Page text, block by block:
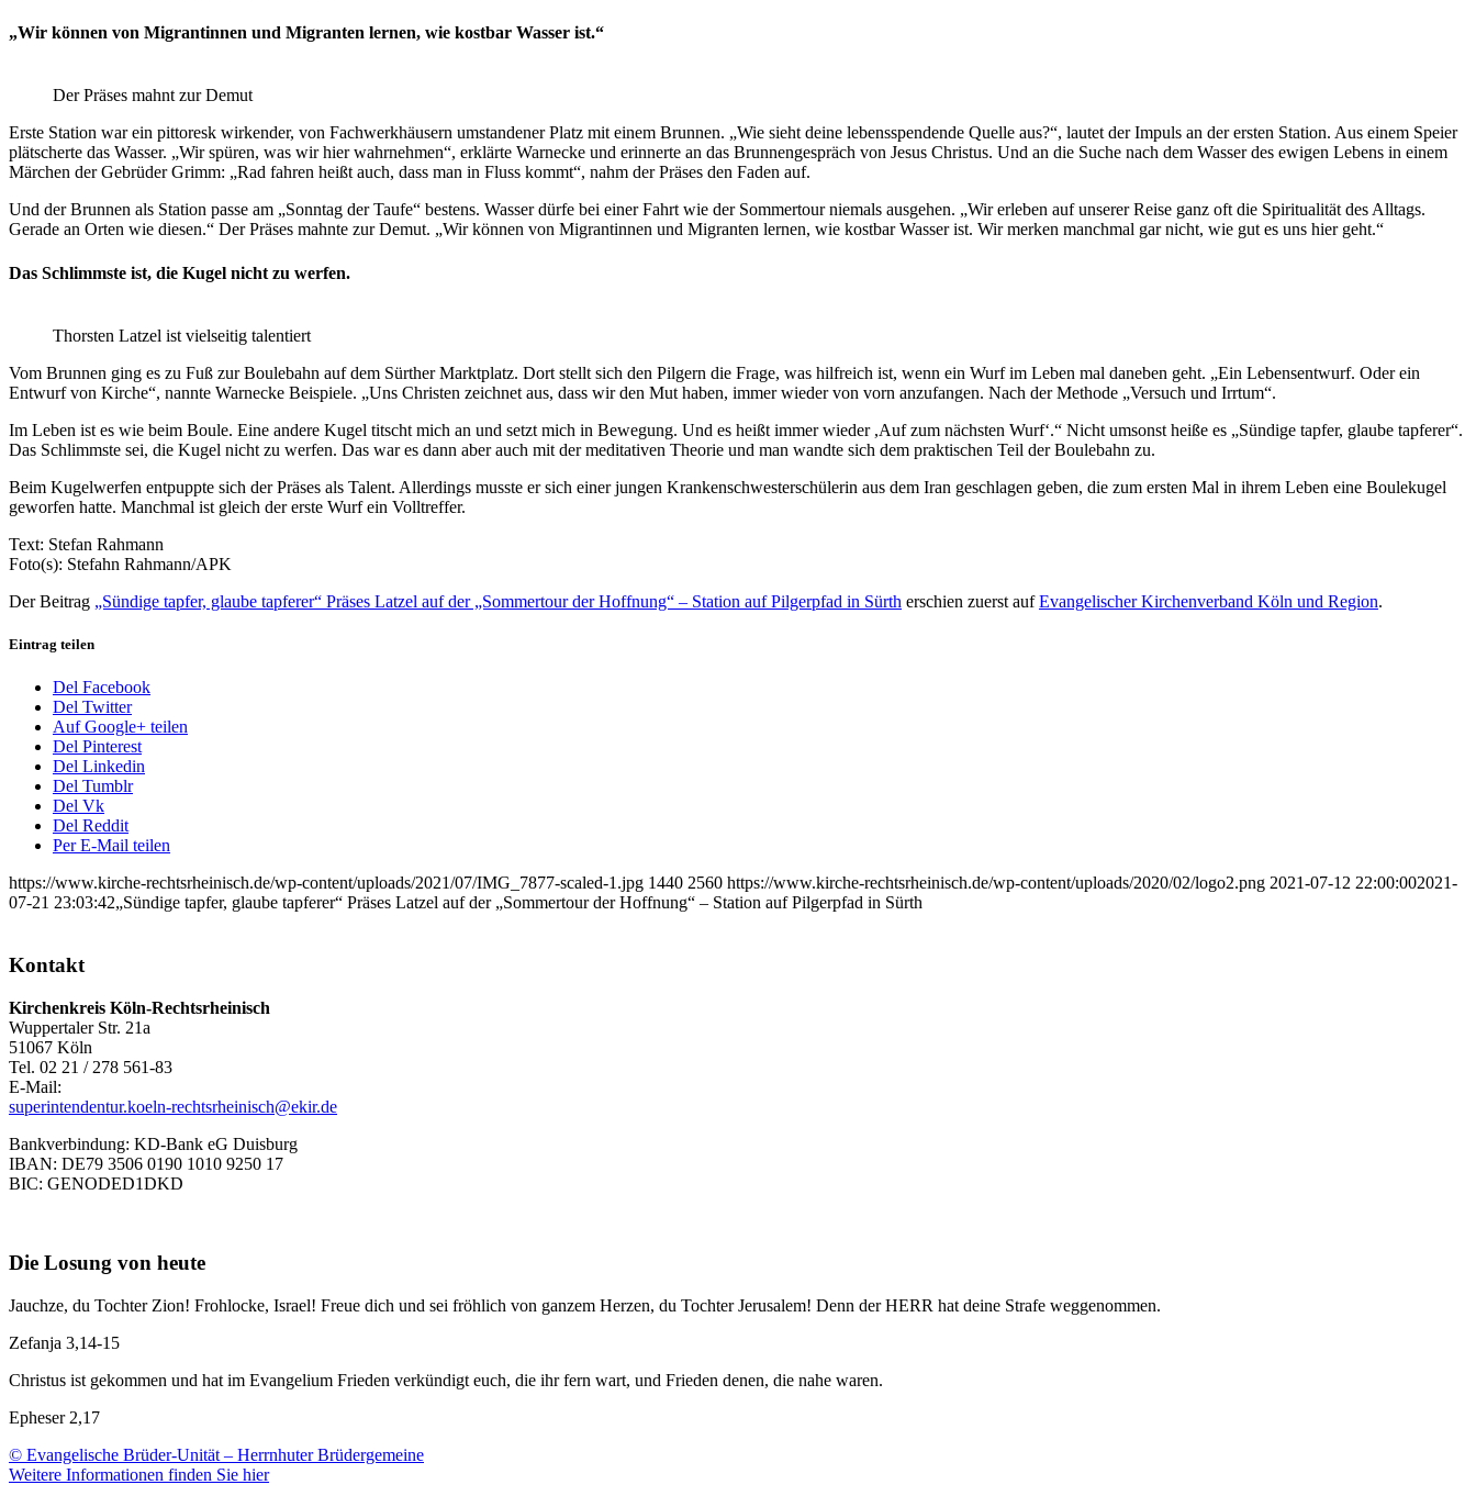
„Wir können von Migrantinnen und Migranten lernen, wie kostbar Wasser ist.“
Der Präses mahnt zur Demut
Erste Station war ein pittoresk wirkender, von Fachwerkhäusern umstandener Platz mit einem Brunnen. „Wie sieht deine lebensspendende Quelle aus?“, lautet der Impuls an der ersten Station. Aus einem Speier
plätscherte das Wasser. „Wir spüren, was wir hier wahrnehmen“, erklärte Warnecke und erinnerte an das Brunnengespräch von Jesus Christus. Und an die Suche nach dem Wasser des ewigen Lebens in einem
Märchen der Gebrüder Grimm: „Rad fahren heißt auch, dass man in Fluss kommt“, nahm der Präses den Faden auf.
Und der Brunnen als Station passe am „Sonntag der Taufe“ bestens. Wasser dürfe bei einer Fahrt wie der Sommertour niemals ausgehen. „Wir erleben auf unserer Reise ganz oft die Spiritualität des Alltags.
Gerade an Orten wie diesen.“ Der Präses mahnte zur Demut. „Wir können von Migrantinnen und Migranten lernen, wie kostbar Wasser ist. Wir merken manchmal gar nicht, wie gut es uns hier geht.“
Das Schlimmste ist, die Kugel nicht zu werfen.
Thorsten Latzel ist vielseitig talentiert
Vom Brunnen ging es zu Fuß zur Boulebahn auf dem Sürther Marktplatz. Dort stellt sich den Pilgern die Frage, was hilfreich ist, wenn ein Wurf im Leben mal daneben geht. „Ein Lebensentwurf. Oder ein
Entwurf von Kirche“, nannte Warnecke Beispiele. „Uns Christen zeichnet aus, dass wir den Mut haben, immer wieder von vorn anzufangen. Nach der Methode „Versuch und Irrtum“.
Im Leben ist es wie beim Boule. Eine andere Kugel titscht mich an und setzt mich in Bewegung. Und es heißt immer wieder ,Auf zum nächsten Wurf‘.“ Nicht umsonst heiße es „Sündige tapfer, glaube tapferer“.
Das Schlimmste sei, die Kugel nicht zu werfen. Das war es dann aber auch mit der meditativen Theorie und man wandte sich dem praktischen Teil der Boulebahn zu.
Beim Kugelwerfen entpuppte sich der Präses als Talent. Allerdings musste er sich einer jungen Krankenschwesterschülerin aus dem Iran geschlagen geben, die zum ersten Mal in ihrem Leben eine Boulekugel
geworfen hatte. Manchmal ist gleich der erste Wurf ein Volltreffer.
Text: Stefan Rahmann
Foto(s): Stefahn Rahmann/APK
Der Beitrag „Sündige tapfer, glaube tapferer“ Präses Latzel auf der „Sommertour der Hoffnung“ – Station auf Pilgerpfad in Sürth erschien zuerst aufEvangelischer Kirchenverband Köln und Region.
Eintrag teilen
Del Facebook
Del Twitter
Auf Google+ teilen
Del Pinterest
Del Linkedin
Del Tumblr
Del Vk
Del Reddit
Per E-Mail teilen
https://www.kirche-rechtsrheinisch.de/wp-content/uploads/2021/07/IMG_7877-scaled-1.jpg 1440 2560 https://www.kirche-rechtsrheinisch.de/wp-content/uploads/2020/02/logo2.png 2021-07-12 22:00:002021-
07-21 23:03:42„Sündige tapfer, glaube tapferer“ Präses Latzel auf der „Sommertour der Hoffnung“ – Station auf Pilgerpfad in Sürth
Kontakt
Kirchenkreis Köln-Rechtsrheinisch
Wuppertaler Str. 21a
51067 Köln
Tel. 02 21 / 278 561-83
E-Mail:
superintendentur.koeln-rechtsrheinisch@ekir.de
Bankverbindung: KD-Bank eG Duisburg
IBAN: DE79 3506 0190 1010 9250 17
BIC: GENODED1DKD
Die Losung von heute
Jauchze, du Tochter Zion! Frohlocke, Israel! Freue dich und sei fröhlich von ganzem Herzen, du Tochter Jerusalem! Denn der HERR hat deine Strafe weggenommen.
Zefanja 3,14-15
Christus ist gekommen und hat im Evangelium Frieden verkündigt euch, die ihr fern wart, und Frieden denen, die nahe waren.
Epheser 2,17
© Evangelische Brüder-Unität – Herrnhuter Brüdergemeine
Weitere Informationen finden Sie hier